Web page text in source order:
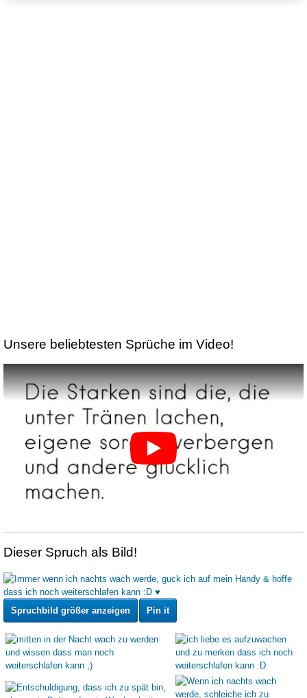
Unsere beliebtesten Sprüche im Video!
Dieser Spruch als Bild!
Spruchbild größer anzeigen Pin it